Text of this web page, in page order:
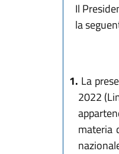
Il
la
1. La
2022
materia